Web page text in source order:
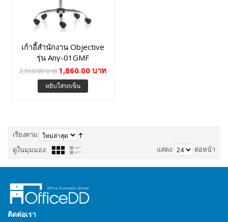
เก้าอี้สำนักงาน Objective
รุ่น Any-01GMF
2,550.00 บาท1,860.00 บาท
หยิบใส่รถเข็น
เรียงตาม
ดูในมุมมอง:
แสดง ต่อหน้า
ติดต่อเรา